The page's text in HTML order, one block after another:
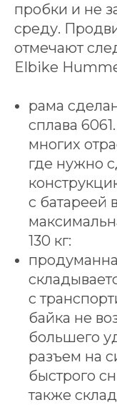
пробки и не
среду.
отмечают
Elbike
рама
сплава
многих
где нужно
с батареей
130 кг:
с
байка не
большего
разъем на
быстрого
также